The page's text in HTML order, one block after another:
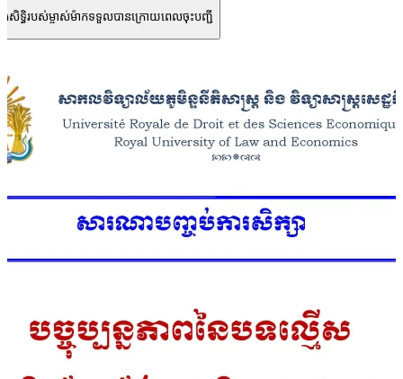
ងសិទ្ធិរបស់ម្ចាស់ម៉ាកទទួលបានក្រោយពេលចុះបញ្ជី